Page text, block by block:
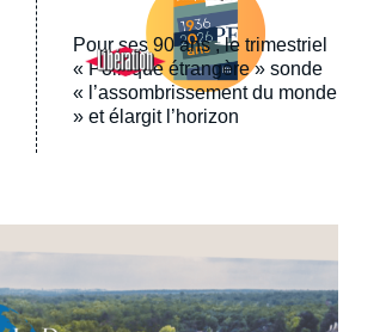
Logo
médiatique
Pour ses 90 ans , le trimestriel
« Politique étrangère » sonde
« l’assombrissement du monde
» et élargit l’horizon